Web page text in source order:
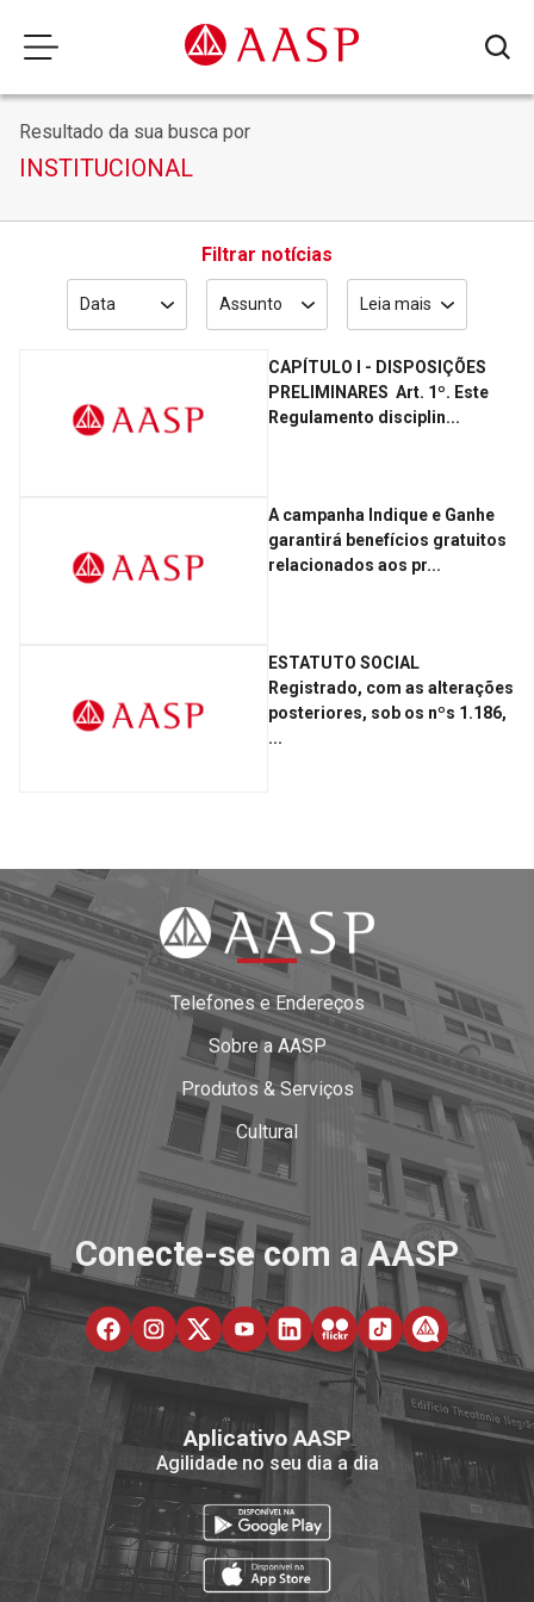
Resultado da sua busca por
INSTITUCIONAL
Filtrar notícias
Data Assunto Leia mais
CAPÍTULO I - DISPOSIÇÕES
PRELIMINARES ­ Art. 1º. Este
Regulamento disciplin...
A campanha Indique e Ganhe
garantirá benefícios gratuitos
relacionados aos pr...
ESTATUTO SOCIAL
Registrado, com as alterações
posteriores, sob os nºs 1.186,
...
Telefones e Endereços
Sobre a AASP
Produtos & Serviços
Cultural
Conecte-se com a AASP
Aplicativo AASP
Agilidade no seu dia a dia